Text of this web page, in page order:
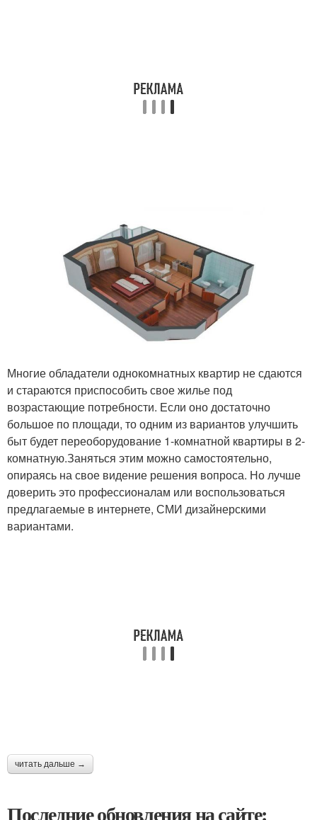
Многие обладатели однокомнатных квартир не сдаются
и стараются приспособить свое жилье под
возрастающие потребности. Если оно достаточно
большое по площади, то одним из вариантов улучшить
быт будет переоборудование 1-комнатной квартиры в 2-
комнатную.Заняться этим можно самостоятельно,
опираясь на свое видение решения вопроса. Но лучше
доверить это профессионалам или воспользоваться
предлагаемые в интернете, СМИ дизайнерскими
вариантами.
читать дальше →
Последние обновления на сайте: